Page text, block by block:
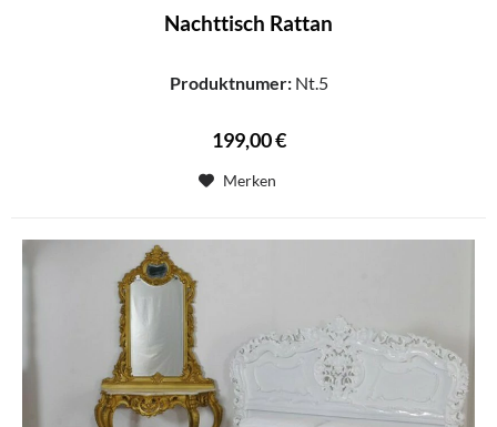
Nachttisch Rattan
Produktnumer:Nt.5
199,00 €
Merken